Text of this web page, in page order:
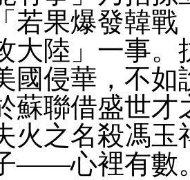
若果爆發韓戰
大陸」一事。
國侵華，不如
蘇聯借盛世才
火之名殺馮玉
——心裡有數